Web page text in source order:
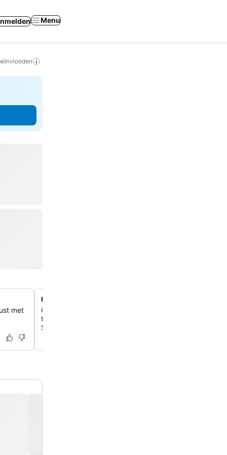
Menu
met
Uitzicht op de skyline van Midtown
Geniet vanuit geselecteerde kamers in deze 36
toren in Manhattan van adembenemende uitzichten op
State Building, de Hudson River of The Edge.